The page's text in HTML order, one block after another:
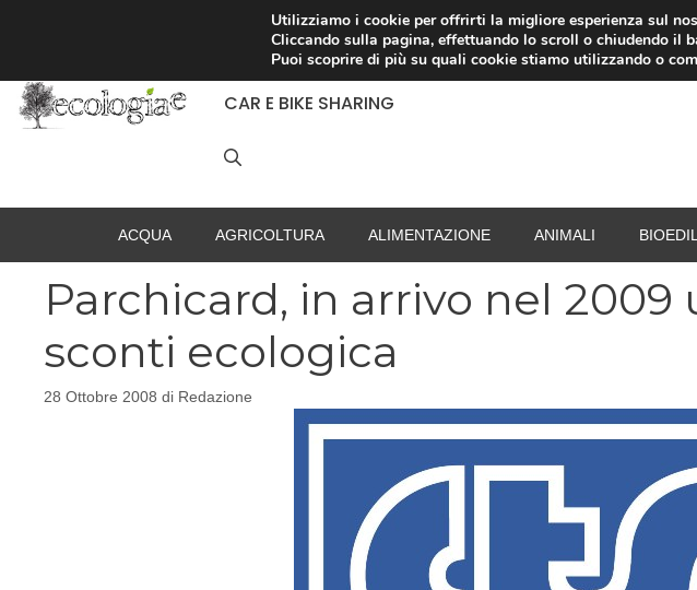
RACCOLTA DIFFERENZIATA RISPARMIO
CAR E BIKE SHARING
ACQUA AGRICOLTURA ALIMENTAZIONE ANIMALI
Parchicard, in arrivo nel 2009
sconti ecologica
28 Ottobre 2008 di Redazione
Utilizziamo i cookie per offrirti la migliore esperienza sul
Cliccando sulla pagina, effettuando lo scroll o chiudendo il
Puoi scoprire di più su quali cookie stiamo utilizzando o